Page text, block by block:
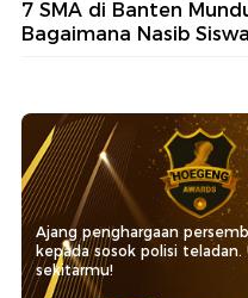
7 SMA di Banten
Bagaimana Nasib
Ajang penghargaan
kepada sosok polisi
sekitarmu!